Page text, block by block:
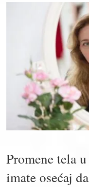
Promene tela
imate osećaj